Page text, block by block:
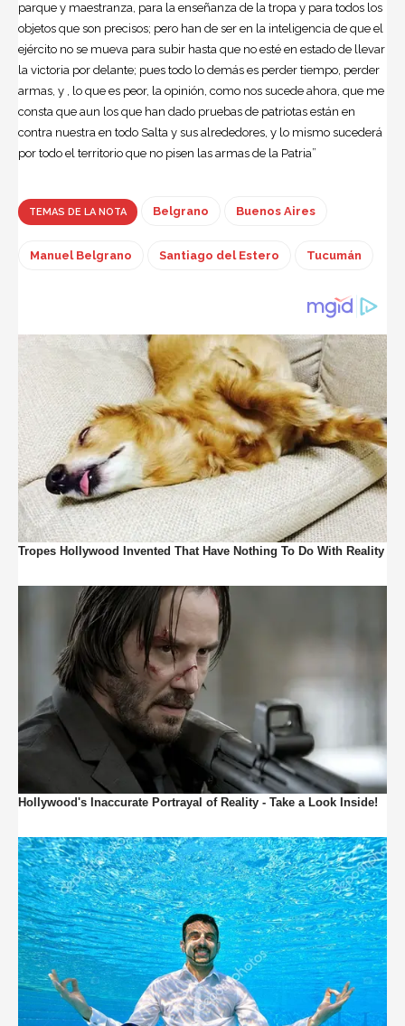
parque y maestranza, para la enseñanza de la tropa y para todos los
objetos que son precisos; pero han de ser en la inteligencia de que el
ejército no se mueva para subir hasta que no esté en estado de llevar
la victoria por delante; pues todo lo demás es perder tiempo, perder
armas, y , lo que es peor, la opinión, como nos sucede ahora, que me
consta que aun los que han dado pruebas de patriotas están en
contra nuestra en todo Salta y sus alrededores, y lo mismo sucederá
por todo el territorio que no pisen las armas de la Patria”
TEMAS DE LA NOTA Belgrano Buenos Aires
Manuel Belgrano Santiago del Estero Tucumán